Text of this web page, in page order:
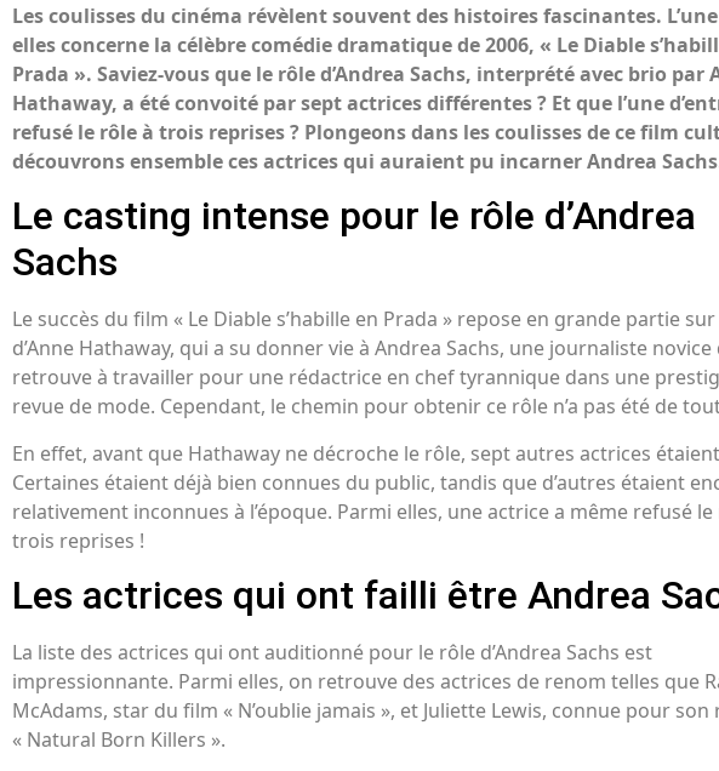
Les coulisses du cinéma révèlent souvent des histoires fascinantes. L’une
elles concerne la célèbre comédie dramatique de 2006, « Le Diable
Prada ». Saviez-vous que le rôle d’Andrea Sachs, interprété avec brio par
Hathaway, a été convoité par sept actrices différentes ? Et que l’une
refusé le rôle à trois reprises ? Plongeons dans les coulisses de ce film
découvrons ensemble ces actrices qui auraient pu incarner Andrea
Le casting intense pour le rôle d’Andrea
Sachs
Le succès du film « Le Diable s’habille en Prada » repose en grande partie
d’Anne Hathaway, qui a su donner vie à Andrea Sachs, une journaliste novice
retrouve à travailler pour une rédactrice en chef tyrannique dans une
revue de mode. Cependant, le chemin pour obtenir ce rôle n’a pas été de
En effet, avant que Hathaway ne décroche le rôle, sept autres actrices
Certaines étaient déjà bien connues du public, tandis que d’autres étaient
relativement inconnues à l’époque. Parmi elles, une actrice a même refusé le
trois reprises !
Les actrices qui ont failli être Andrea
La liste des actrices qui ont auditionné pour le rôle d’Andrea Sachs est
impressionnante. Parmi elles, on retrouve des actrices de renom telles que
McAdams, star du film « N’oublie jamais », et Juliette Lewis, connue pour son
« Natural Born Killers ».